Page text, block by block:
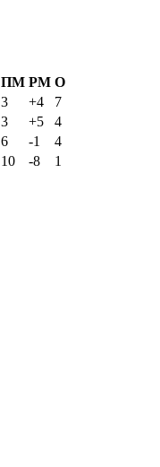
ПМ РМ О
3 +4
7
3 +5
4
6 -1
4
10 -8
1